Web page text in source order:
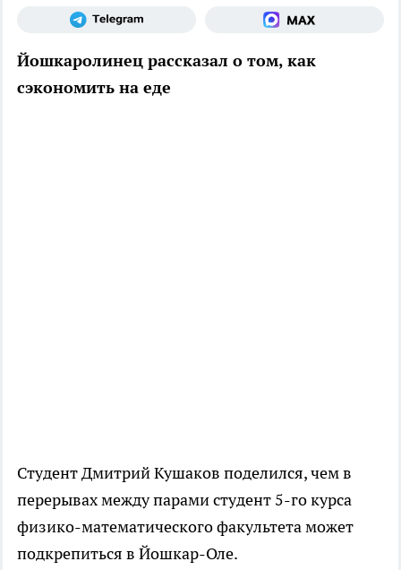
Йошкаролинец рассказал о том, как
сэкономить на еде
Студент Дмитрий Кушаков поделился, чем в
перерывах между парами студент 5-го курса
физико-математического факультета может
подкрепиться в Йошкар-Оле.